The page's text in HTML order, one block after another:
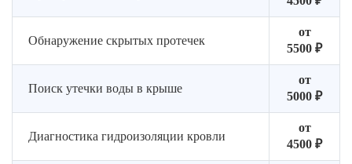
Обнаружение скрытых протечек
от
5500 ₽
Поиск утечки воды в крыше
от
5000 ₽
Диагностика гидроизоляции кровли
от
4500 ₽